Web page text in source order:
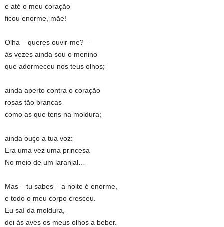
e até o meu coração
ficou enorme, mãe!
Olha – queres ouvir-me? –
às vezes ainda sou o menino
que adormeceu nos teus olhos;
ainda aperto contra o coração
rosas tão brancas
como as que tens na moldura;
ainda ouço a tua voz:
Era uma vez uma princesa
No meio de um laranjal…
Mas – tu sabes – a noite é enorme,
e todo o meu corpo cresceu.
Eu saí da moldura,
dei às aves os meus olhos a beber.